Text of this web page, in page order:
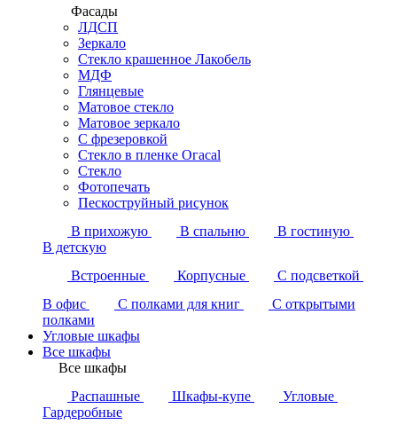
Фасады
ЛДСП
Зеркало
Стекло крашенное Лакобель
МДФ
Глянцевые
Матовое стекло
Матовое зеркало
С фрезеровкой
Стекло в пленке Огасаl
Стекло
Фотопечать
Пескоструйный рисунок
В прихожую
В спальню
В гостиную
В детскую
Встроенные
Корпусные
С подсветкой
В офис
С полками для книг
С открытыми
полками
Угловые шкафы
Все шкафы
Все шкафы
Распашные
Шкафы-купе
Угловые
Гардеробные